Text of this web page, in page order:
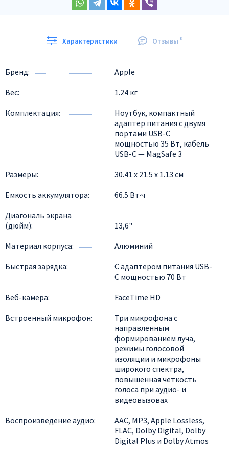
Характеристики Отзывы 0
Бренд
Apple
Вес
1.24 кг
Комплектация
Ноутбук, компактный
адаптер питания с двумя
портами USB-C
мощностью 35 Вт, кабель
USB-C — MagSafe 3
Размеры
30.41 x 21.5 x 1.13 см
Емкость аккумулятора
66.5 Вт·ч
Диагональ экрана
(дюйм)
13,6"
Материал корпуса
Алюминий
Быстрая зарядка
С адаптером питания USB-
C мощностью 70 Вт
Веб-камера
FaceTime HD
Встроенный микрофон
Три микрофона с
направленным
формированием луча,
режимы голосовой
изоляции и микрофоны
широкого спектра,
повышенная четкость
голоса при аудио- и
видеовызовах
Воспроизведение аудио
AAC, MP3, Apple Lossless,
FLAC, Dolby Digital, Dolby
Digital Plus и Dolby Atmos